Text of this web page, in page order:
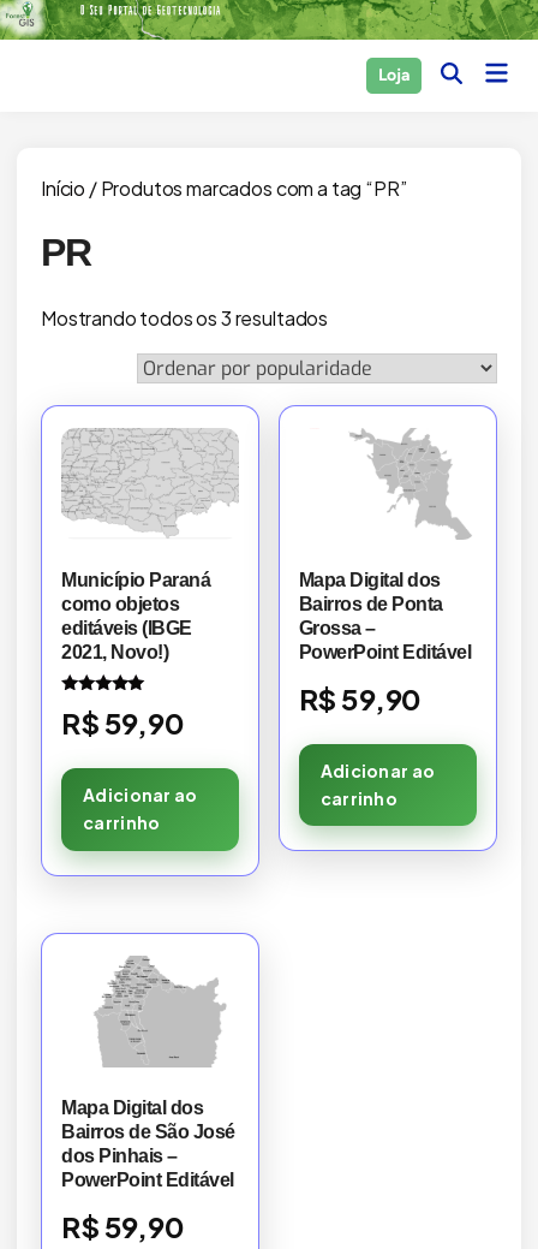
Skip
to
Loja Open Main
Início / Produtos marcados com a tag “PR”
PR
Mostrando todos os 3 resultados
por
popularidade
Município Paraná
como objetos
editáveis (IBGE
2021, Novo!)
5.00
de 5
R$ 59,90
Adicionar ao
carrinho
Mapa Digital dos
Bairros de Ponta
Grossa –
PowerPoint Editável
R$ 59,90
Adicionar ao
carrinho
Mapa Digital dos
Bairros de São José
dos Pinhais –
PowerPoint Editável
R$ 59,90